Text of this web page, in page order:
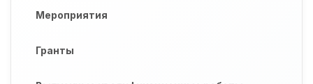
Мероприятия
Гранты